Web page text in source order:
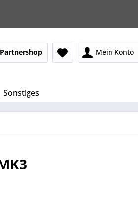
Partnershop Mein Konto
Sonstiges